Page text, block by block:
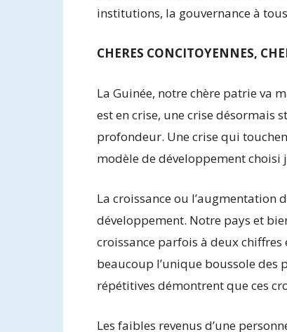
institutions, la gouvernance à
CHERES CONCITOYENNES,
La Guinée, notre chère patrie va
est en crise, une crise désormais
profondeur. Une crise qui
modèle de développement choisi
La croissance ou l’augmentation
développement. Notre pays et
croissance parfois à deux
beaucoup l’unique boussole des
répétitives démontrent que ces
Les faibles revenus d’une